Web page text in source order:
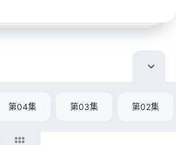
第04集 第03集 第02集